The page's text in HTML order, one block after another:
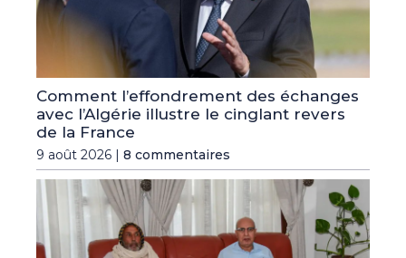
Comment l’effondrement des échanges
avec l’Algérie illustre le cinglant revers
de la France
9 août 2026 | 8 commentaires